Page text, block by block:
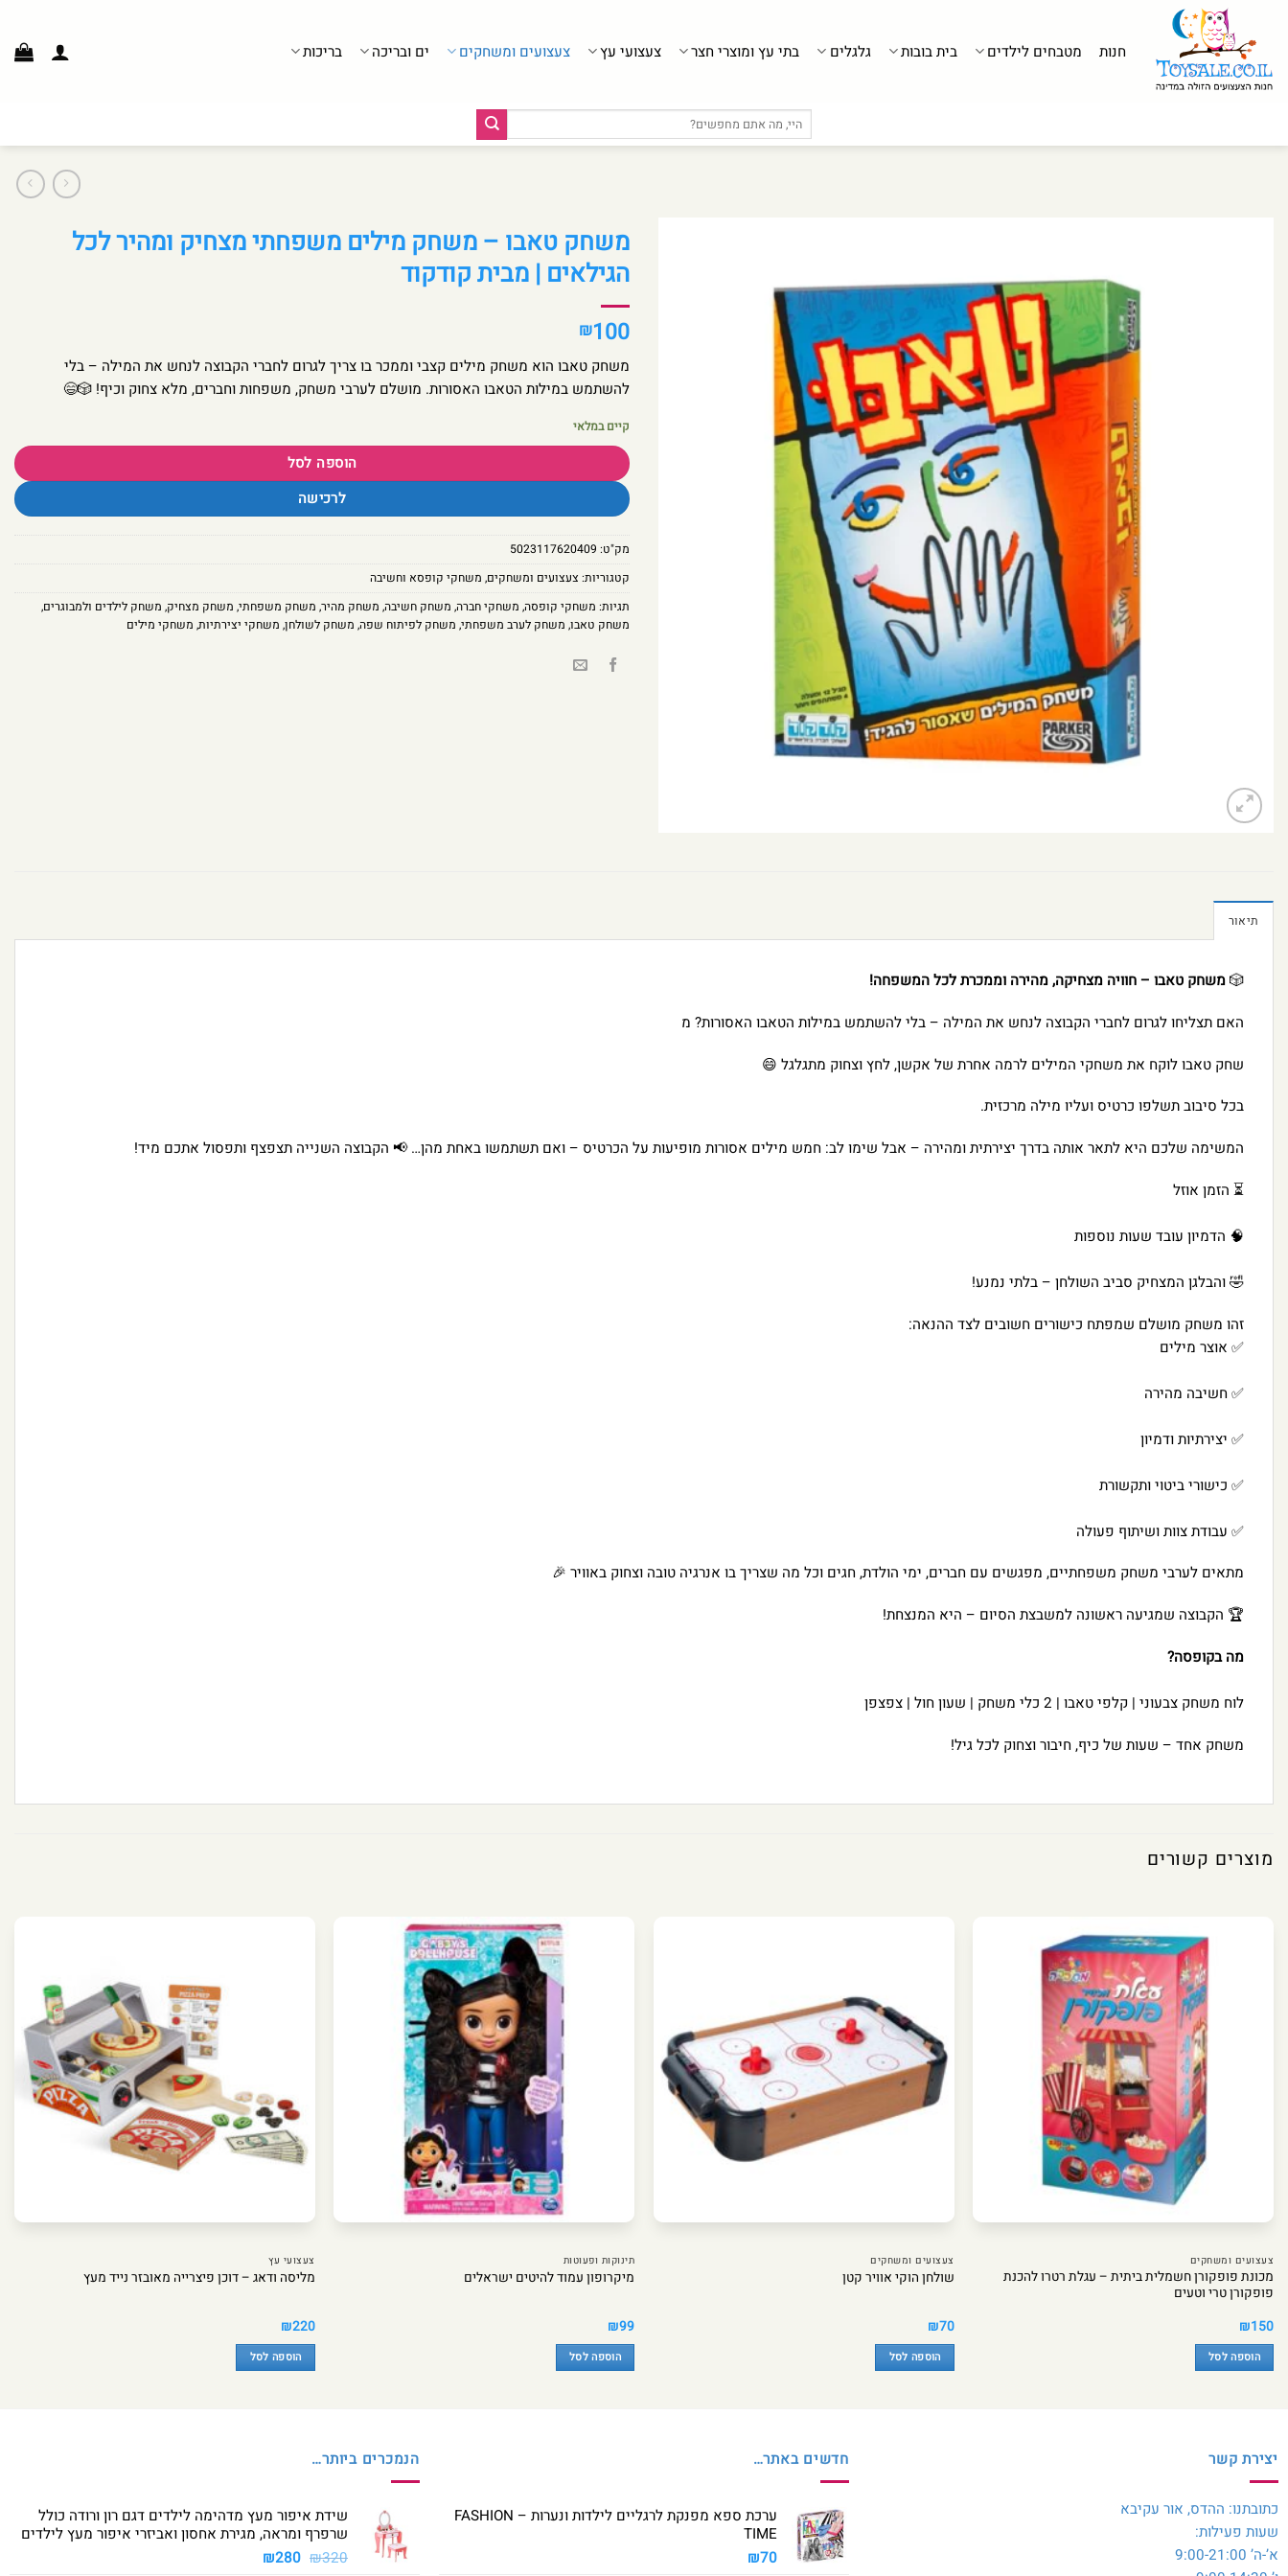
חנות
מטבחים לילדים בית בובות גלגלים בתי עץ ומוצרי חצר צעצועי עץ צעצועים ומשחקים ים ובריכה בריכות
עבור:
משחק טאבו – משחק מילים משפחתי מצחיק ומהיר לכל
הגילאים | מבית קודקוד
₪100
משחק טאבו הוא משחק מילים קצבי וממכר בו צריך לגרום לחברי הקבוצה לנחש את המילה – בלי
להשתמש במילות הטאבו האסורות. מושלם לערבי משחק, משפחות וחברים, מלא צחוק וכיף! 🎲😄
קיים במלאי
הוספה לסל
לרכישה
מק"ט: 5023117620409
קטגוריות: צעצועים ומשחקים, משחקי קופסא וחשיבה
תגיות: משחקי קופסה, משחקי חברה, משחק חשיבה, משחק מהיר, משחק משפחתי, משחק מצחיק, משחק לילדים ולמבוגרים,
משחק טאבו, משחק לערב משפחתי, משחק לפיתוח שפה, משחק לשולחן, משחקי יצירתיות, משחקי מילים
תיאור
🎲משחק טאבו – חוויה מצחיקה, מהירה וממכרת לכל המשפחה!
האם תצליחו לגרום לחברי הקבוצה לנחש את המילה – בלי להשתמש במילות הטאבו האסורות? מ
שחק טאבו לוקח את משחקי המילים לרמה אחרת של אקשן, לחץ וצחוק מתגלגל 😄
בכל סיבוב תשלפו כרטיס ועליו מילה מרכזית.
המשימה שלכם היא לתאר אותה בדרך יצירתית ומהירה – אבל שימו לב: חמש מילים אסורות מופיעות על הכרטיס – ואם תשתמשו באחת מהן… 📢 הקבוצה השנייה תצפצף ותפסול אתכם מיד!
⏳ הזמן אוזל
🧠 הדמיון עובד שעות נוספות
🤣 והבלגן המצחיק סביב השולחן – בלתי נמנע!
זהו משחק מושלם שמפתח כישורים חשובים לצד ההנאה:
✅ אוצר מילים
✅ חשיבה מהירה
✅ יצירתיות ודמיון
✅ כישורי ביטוי ותקשורת
✅ עבודת צוות ושיתוף פעולה
מתאים לערבי משחק משפחתיים, מפגשים עם חברים, ימי הולדת, חגים וכל מה שצריך בו אנרגיה טובה וצחוק באוויר 🎉
🏆 הקבוצה שמגיעה ראשונה למשבצת הסיום – היא המנצחת!
מה בקופסה?
לוח משחק צבעוני | קלפי טאבו | 2 כלי משחק | שעון חול | צפצפן
משחק אחד – שעות של כיף, חיבור וצחוק לכל גיל!
מוצרים קשורים
צעצועים ומשחקים
מכונת פופקורן חשמלית ביתית – עגלת רטרו להכנת
פופקורן טרי וטעים
₪150
הוספה לסל
צעצועים ומשחקים
שולחן הוקי אוויר קטן
₪70
הוספה לסל
תינוקות ופעוטות
מיקרופון עמוד להיטים ישראלים
₪99
הוספה לסל
צעצועי עץ
מליסה ודאג – דוכן פיצרייה מאובזר נייד מעץ
₪220
הוספה לסל
יצירת קשר
כתובתנו: ההדס, אור עקיבא
שעות פעילות:
א’-ה’ 9:00-21:00
חדשים באתר…
ערכת ספא מפנקת לרגליים לילדות ונערות – FASHION
TIME
₪70
הנמכרים ביותר…
שידת איפור מעץ מדהימה לילדים דגם רון ורודה כולל
שרפרף ומראה, מגירת אחסון ואביזרי איפור מעץ לילדים
₪320
המחיר
₪280 המחיר